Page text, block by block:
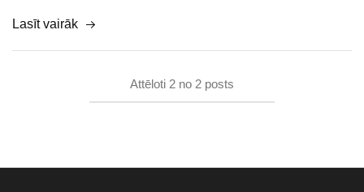
Lasīt vairāk
Attēloti 2 no 2 posts